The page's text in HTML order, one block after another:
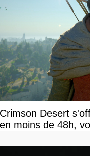
Crimson Desert
en moins de 48h,